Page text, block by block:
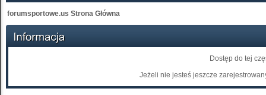
forumsportowe.us Strona Główna
Dostęp do tej
Jeżeli nie jesteś jeszcze